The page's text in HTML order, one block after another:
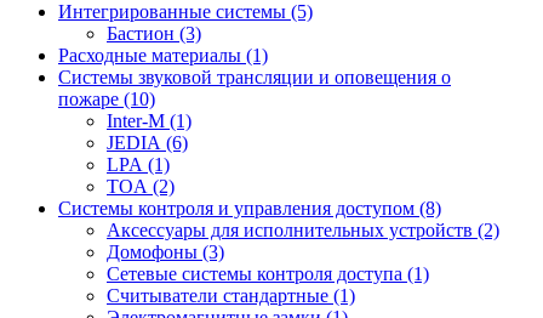
Интегрированные системы (5)
Бастион (3)
Расходные материалы (1)
Системы звуковой трансляции и оповещения о
пожаре (10)
Inter-M (1)
JEDIA (6)
LPA (1)
TOA (2)
Системы контроля и управления доступом (8)
Аксессуары для исполнительных устройств (2)
Домофоны (3)
Сетевые системы контроля доступа (1)
Считыватели стандартные (1)